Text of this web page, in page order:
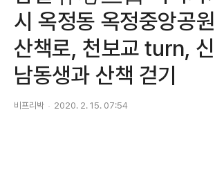
시 옥정동 옥정중앙공
산책로, 천보교 turn,
남동생과 산책 걷기
비프리박 2020. 2. 15. 07:54